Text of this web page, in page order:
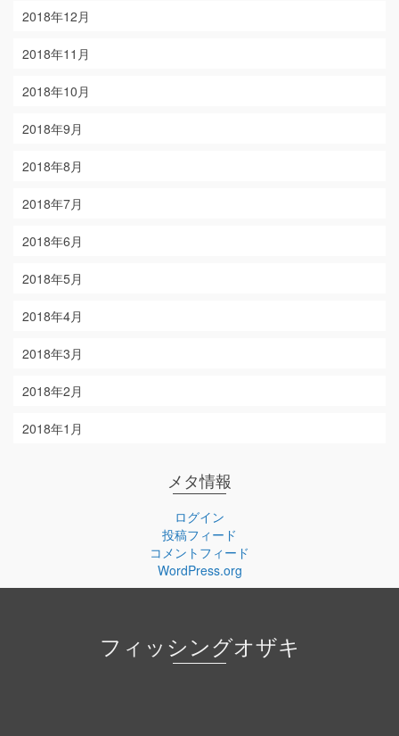
2018年12月
2018年11月
2018年10月
2018年9月
2018年8月
2018年7月
2018年6月
2018年5月
2018年4月
2018年3月
2018年2月
2018年1月
メタ情報
ログイン
投稿フィード
コメントフィード
WordPress.org
フィッシングオザキ